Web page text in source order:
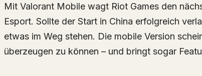
Mit Valorant Mobile wagt Riot Games den nächsten großen Schritt in Richtung Mobile-
Esport. Sollte der Start in China erfolgreich
etwas im Weg stehen. Die mobile Version
überzeugen zu können – und bringt sogar